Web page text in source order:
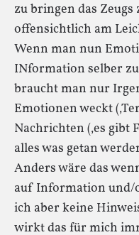
zu bringen das Zeugs
offensichtlich am
Wenn man nun
INformation selber
braucht man nur
Emotionen weckt
Nachrichten (‚es gibt
alles was getan
Anders wäre das
auf Information und/
ich aber keine
wirkt das für mich